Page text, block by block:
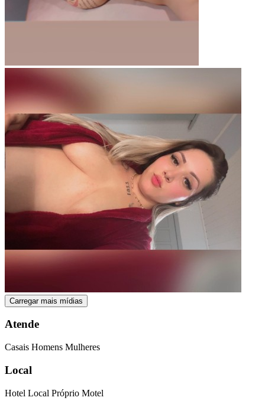
Carregar mais mídias
Atende
Casais Homens Mulheres
Local
Hotel Local Próprio Motel